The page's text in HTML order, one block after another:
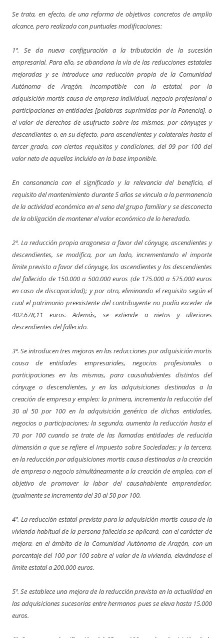
Se trata, en efecto, de una reforma de objetivos concretos de amplio
alcance, pero realizada con puntuales modificaciones:
1ª. Se da nueva configuración a la tributación de la sucesión
empresarial. Para ello, se abandona la vía de las reducciones estatales
mejoradas y se introduce una reducción propia de la Comunidad
Autónoma de Aragón, incompatible con la estatal, por la
adquisición mortis causa de empresa individual, negocio profesional o
participaciones en entidades [palabras suprimidas por la Ponencia], o
el valor de derechos de usufructo sobre los mismos, por cónyuges y
descendientes o, en su defecto, para ascendientes y colaterales hasta el
tercer grado, con ciertos requisitos y condiciones, del 99 por 100 del
valor neto de aquellos incluido en la base imponible.
En consonancia con el significado y la relevancia del beneficio, el
requisito del mantenimiento durante 5 años se vincula a la permanencia
de la actividad económica en el seno del grupo familiar y se desconecta
de la obligación de mantener el valor económico de lo heredado.
2ª. La reducción propia aragonesa a favor del cónyuge, ascendientes y
descendientes, se modifica, por un lado, incrementando el importe
límite previsto a favor del cónyuge, los ascendientes y los descendientes
del fallecido de 150.000 a 500.000 euros (de 175.000 a 575.000 euros
en caso de discapacidad); y por otro, eliminando el requisito según el
cual el patrimonio preexistente del contribuyente no podía exceder de
402.678,11 euros. Además, se extiende a nietos y ulteriores
descendientes del fallecido.
3ª. Se introducen tres mejoras en las reducciones por adquisición mortis
causa de entidades empresariales, negocios profesionales o
participaciones en las mismas, para causahabientes distintos del
cónyuge o descendientes, y en las adquisiciones destinadas a la
creación de empresa y empleo: la primera, incrementa la reducción del
30 al 50 por 100 en la adquisición genérica de dichas entidades,
negocios o participaciones; la segunda, aumenta la reducción hasta el
70 por 100 cuando se trate de las llamadas entidades de reducida
dimensión a que se refiere el Impuesto sobre Sociedades; y la tercera,
en la reducción por adquisiciones mortis causa destinadas a la creación
de empresa o negocio simultáneamente a la creación de empleo, con el
objetivo de promover la labor del causahabiente emprendedor,
igualmente se incrementa del 30 al 50 por 100.
4ª. La reducción estatal prevista para la adquisición mortis causa de la
vivienda habitual de la persona fallecida se aplicará, con el carácter de
mejora, en el ámbito de la Comunidad Autónoma de Aragón, con un
porcentaje del 100 por 100 sobre el valor de la vivienda, elevándose el
límite estatal a 200.000 euros.
5ª. Se establece una mejora de la reducción prevista en la actualidad en
las adquisiciones sucesorias entre hermanos pues se eleva hasta 15.000
euros.